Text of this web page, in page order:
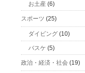
お土産 (6)
スポーツ (25)
ダイビング (10)
バスケ (5)
政治・経済・社会 (19)